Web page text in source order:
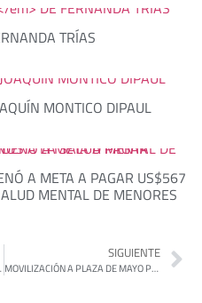
TRÍAS
MONTICO DIPAUL
A META A PAGAR US$567
MENTAL DE MENORES
RESULTADOS
SIGUIENTE
MOVILIZACIÓN A PLAZA DE MAYO POR EL GARRAHAN Y LAS UNIVERSIDADES PÚBLICAS